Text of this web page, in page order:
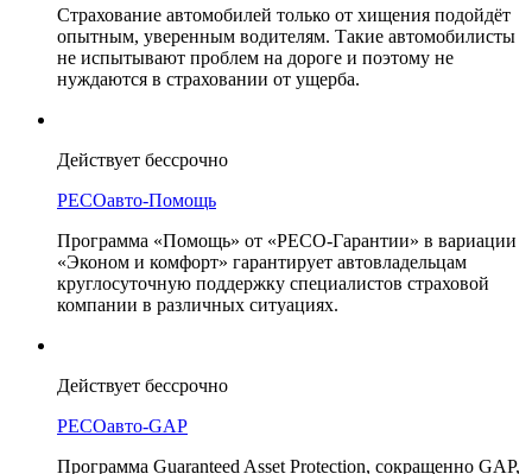
Страхование автомобилей только от хищения подойдёт
опытным, уверенным водителям. Такие автомобилисты
не испытывают проблем на дороге и поэтому не
нуждаются в страховании от ущерба.
Действует бессрочно
РЕСОавто-Помощь
Программа «Помощь» от «РЕСО-Гарантии» в вариации
«Эконом и комфорт» гарантирует автовладельцам
круглосуточную поддержку специалистов страховой
компании в различных ситуациях.
Действует бессрочно
РЕСОавто-GAP
Программа Guaranteed Asset Protection, сокращенно GAP,